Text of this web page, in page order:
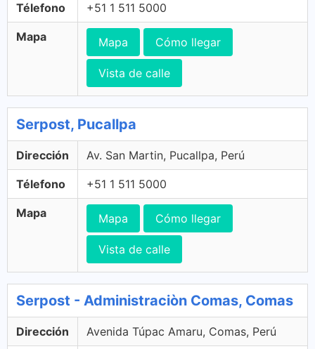
Télefono +51 1 511 5000
Mapa Mapa Cómo llegar
Vista de calle
Serpost, Pucallpa
Dirección Av. San Martin, Pucallpa, Perú
Télefono +51 1 511 5000
Mapa Mapa Cómo llegar
Vista de calle
Serpost - Administraciòn Comas, Comas
Dirección Avenida Túpac Amaru, Comas, Perú